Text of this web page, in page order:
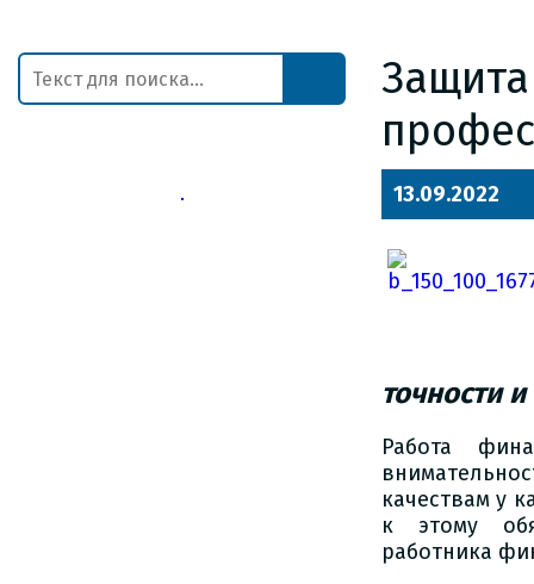
13.09.2022
точности
Работа
качествам у
к этому
работника